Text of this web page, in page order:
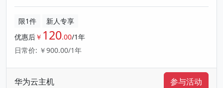
限1件
新人专享
优惠后￥ 120.00/1年
日常价: ￥900.00/1年
华为云主机 参与活动